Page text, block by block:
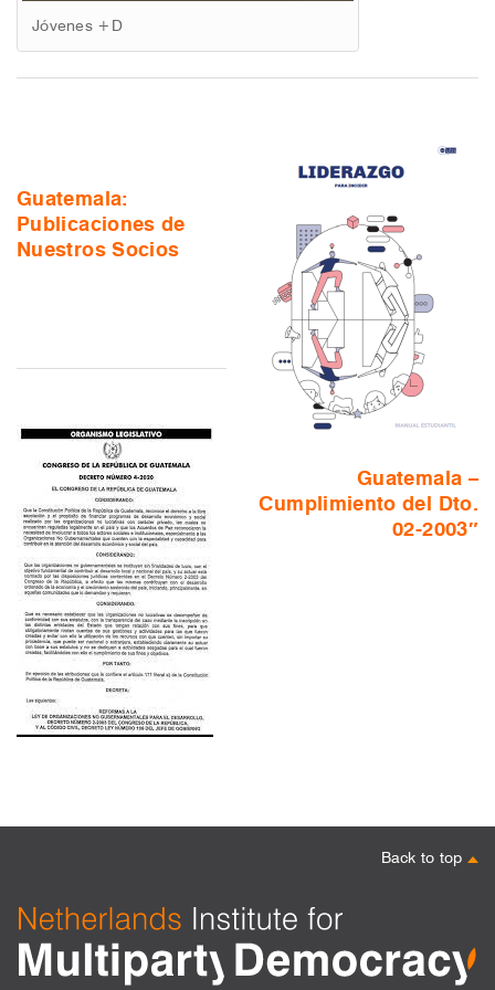
Jóvenes +D
Guatemala:
Publicaciones de
Nuestros Socios
Guatemala –
Cumplimiento del Dto.
02-2003″
Back to top